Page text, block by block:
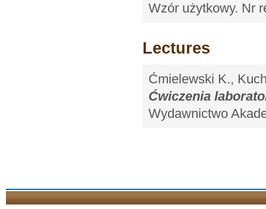
Wzór użytkowy. Nr
Lectures
Ćmielewski K.,
Ćwiczenia
Wydawnictwo